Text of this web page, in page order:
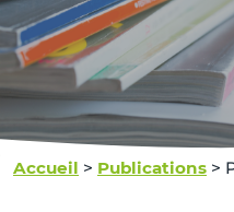
Accueil > Publications >